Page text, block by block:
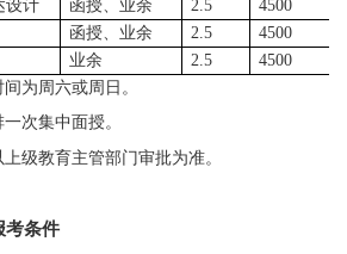
设计 函授、业余 2.5
4500
函授、业余 2.5
4500
业余 2.5
4500
为周六或周日。
次集中面授。
级教育主管部门审批为准。
考条件